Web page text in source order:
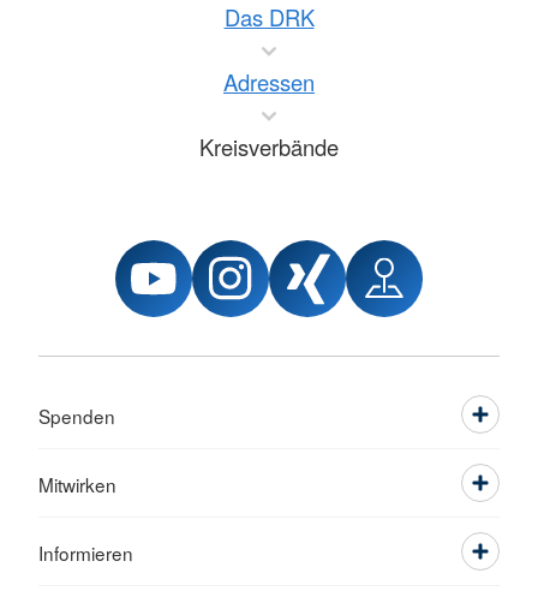
Das DRK
Adressen
Kreisverbände
Spenden
Mitwirken
Informieren